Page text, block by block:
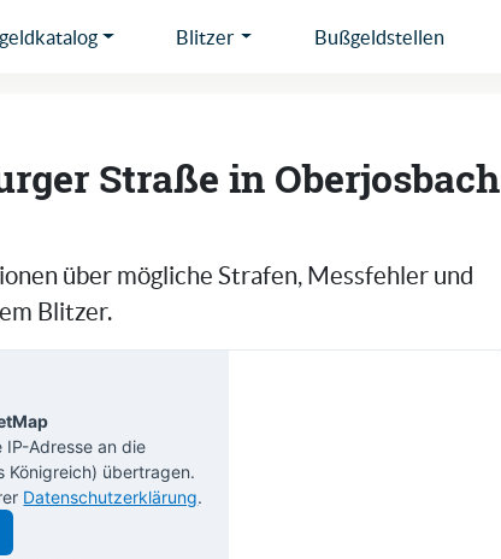
Blitzer Bußgeldstellen
Straße in Oberjosbach
über mögliche Strafen, Messfehler und
Blitzer.
Adresse an die
Königreich) übertragen.
Datenschutzerklärung.